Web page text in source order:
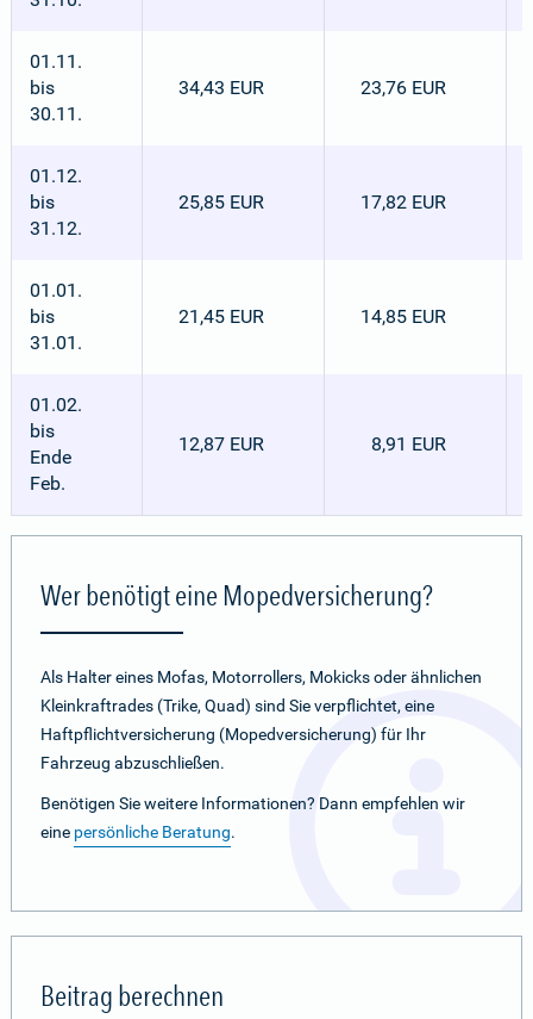
01.11.
bis
30.11.
34,43 EUR 23,76 EUR
01.12.
bis
31.12.
25,85 EUR 17,82 EUR
01.01.
bis
31.01.
21,45 EUR 14,85 EUR
01.02.
bis
Ende
Feb.
12,87 EUR 8,91 EUR
Wer benötigt eine Mopedversicherung?
Als Halter eines Mofas, Motorrollers, Mokicks oder ähnlichen
Kleinkraftrades (Trike, Quad) sind Sie verpflichtet, eine
Haftpflichtversicherung (Mopedversicherung) für Ihr
Fahrzeug abzuschließen.
Benötigen Sie weitere Informationen? Dann empfehlen wir
eine persönliche Beratung.
Beitrag berechnen